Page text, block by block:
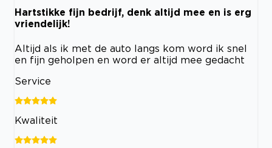
Hartstikke fijn bedrijf, denk altijd mee en is erg
vriendelijk!
Altijd als ik met de auto langs kom word ik snel
en fijn geholpen en word er altijd mee gedacht
Service
Kwaliteit